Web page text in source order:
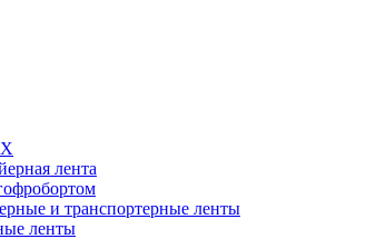
лента
и транспортерные ленты
ленты